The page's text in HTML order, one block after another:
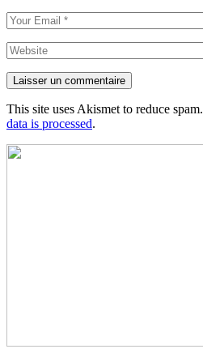
Laisser un commentaire
This site uses Akismet to reduce spam.
data is processed.